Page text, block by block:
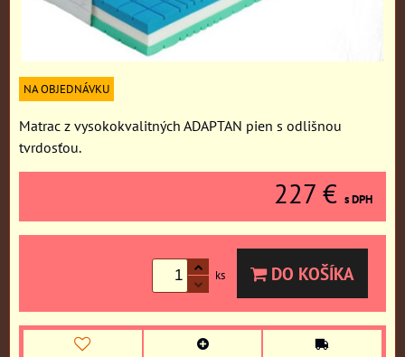
NA OBJEDNÁVKU
Matrac z vysokokvalitných ADAPTAN pien s odlišnou
tvrdosťou.
227 € s DPH
ks DO KOŠÍKA